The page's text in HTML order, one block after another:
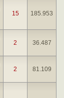
15 185.953
2 36.487
2 81.109